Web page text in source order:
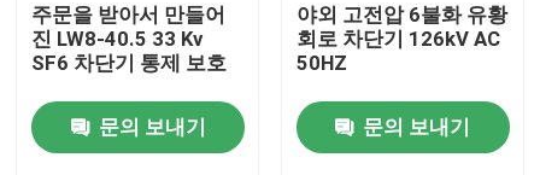
주문을 받아서 만들어
진 LW8-40.5 33 Kv
SF6 차단기 통제 보호
문의 보내기
야외 고전압 6불화 유황
회로 차단기 126kV AC
50HZ
문의 보내기